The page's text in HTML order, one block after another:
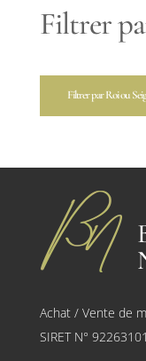
Filtrer
Filtrer par Roi ou
Achat / Vente de
SIRET N°